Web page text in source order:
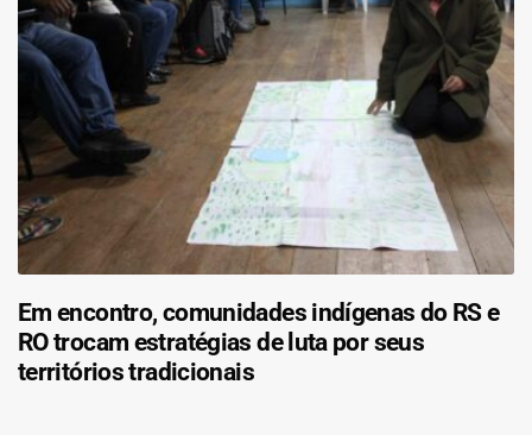
Em encontro, comunidades indígenas do RS e
RO trocam estratégias de luta por seus
territórios tradicionais